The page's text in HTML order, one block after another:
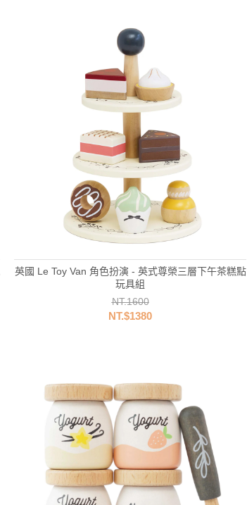
英國 Le Toy Van 角色扮演 - 英式尊榮三層下午茶糕點
玩具組
NT.1600
NT.$1380